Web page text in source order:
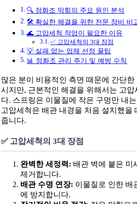
🔍 정화조 막힘의 주요 원인 분석
🛠️ 확실한 해결을 위한 전문 장비 비
🌊 고압세척 작업이 필요한 이유
✅ 고압세척의 3대 장점
💡 실패 없는 업체 선정 꿀팁
📊 정화조 관리 주기 및 예방 수칙
많은 분이 비용적인 측면 때문에 간단
시지만, 근본적인 해결을 위해서는 고압
다. 스프링은 이물질에 작은 구멍만 내
고압세척은 배관 내경을 처음 설치했을
줍니다.
✅ 고압세척의 3대 장점
완벽한 세정력: 배관 벽에 붙은 미
제거합니다.
배관 수명 연장: 이물질로 인한 배
에 방지합니다.